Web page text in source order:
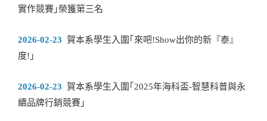
實作競賽｣榮獲第三名
2026-02-23 賀本系學生入圍｢來吧!Show出你的新『泰』
度!｣
2026-02-23 賀本系學生入圍｢2025年海科盃-智慧科普與永
續品牌行銷競賽｣